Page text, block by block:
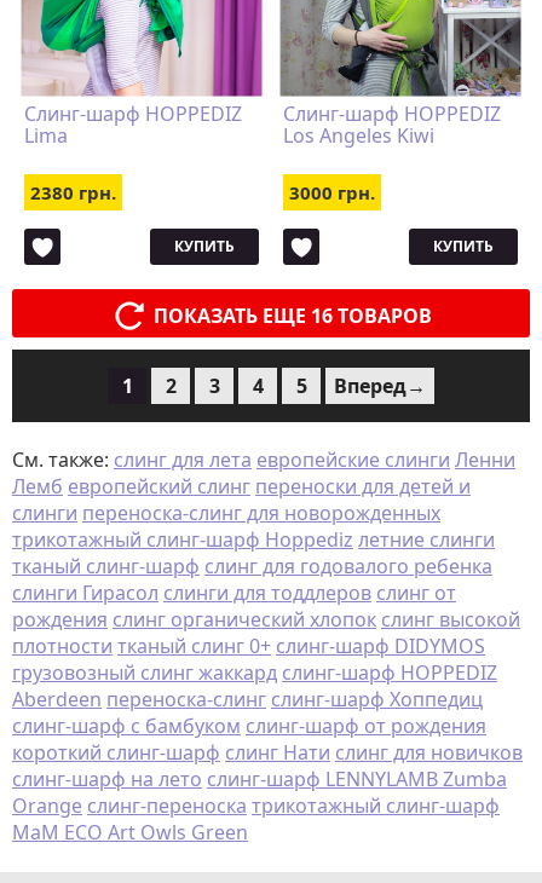
Слинг-шарф HOPPEDIZ
Lima
2380 грн.
КУПИТЬ
Слинг-шарф HOPPEDIZ
Los Angeles Kiwi
3000 грн.
КУПИТЬ
ПОКАЗАТЬ ЕЩЕ 16 ТОВАРОВ
1 2 3 4 5 Вперед→
См. также: слинг для лета европейские слинги Ленни
Лемб европейский слинг переноски для детей и
слинги переноска-слинг для новорожденных
трикотажный слинг-шарф Hoppediz летние слинги
тканый слинг-шарф слинг для годовалого ребенка
слинги Гирасол слинги для тоддлеров слинг от
рождения слинг органический хлопок слинг высокой
плотности тканый слинг 0+ слинг-шарф DIDYMOS
грузовозный слинг жаккард слинг-шарф HOPPEDIZ
Aberdeen переноска-слинг слинг-шарф Хоппедиц
слинг-шарф с бамбуком слинг-шарф от рождения
короткий слинг-шарф слинг Нати слинг для новичков
слинг-шарф на лето слинг-шарф LENNYLAMB Zumba
Orange слинг-переноска трикотажный слинг-шарф
MaM ECO Art Owls Green